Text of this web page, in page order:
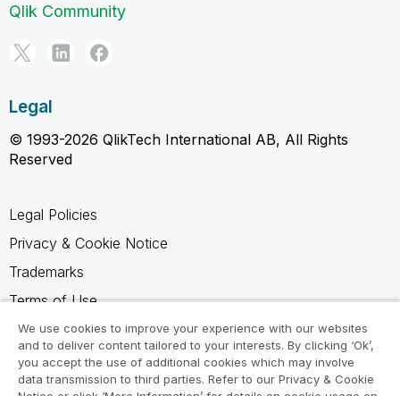
Qlik Community
Legal
© 1993-2026 QlikTech International AB, All Rights
Reserved
Legal Policies
Privacy & Cookie Notice
Trademarks
Terms of Use
Legal Agreements
Product Terms
Do not share my info
We use cookies to improve your experience with our websites
and to deliver content tailored to your interests. By clicking ‘Ok’,
you accept the use of additional cookies which may involve
data transmission to third parties. Refer to our Privacy & Cookie